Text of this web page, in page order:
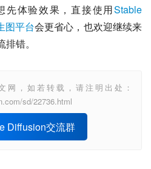
先体验效果，直接使用Stable
图平台会更省心，也欢迎继续来
排错。
网，如若转载，请注明出处：
sd/22736.html
Diffusion交流群